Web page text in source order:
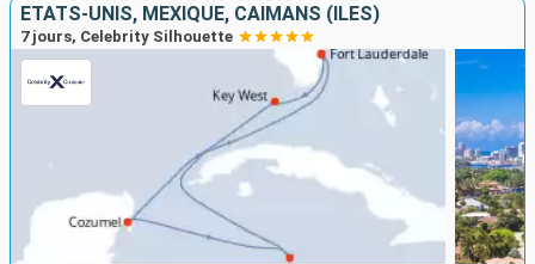
ÉTATS-UNIS, MEXIQUE, CAÏMANS (ÎLES)
7 jours, Celebrity Silhouette